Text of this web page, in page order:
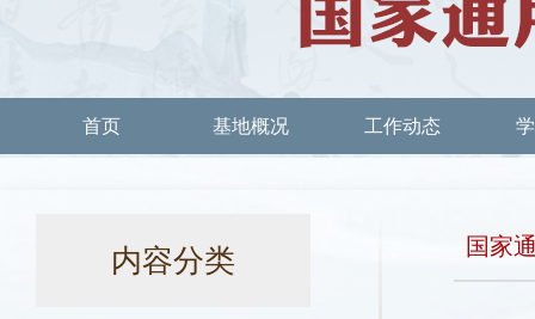
首页 基地概况 工作动态
内容分类 国家